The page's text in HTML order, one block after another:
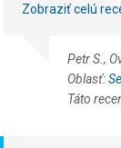
Zobraziť celú
Petr S.,
Oblasť:
Táto